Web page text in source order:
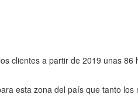
clientes a partir de 2019 unas
esta zona del país que tanto